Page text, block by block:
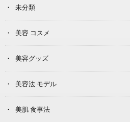
未分類
美容 コスメ
美容グッズ
美容法 モデル
美肌 食事法